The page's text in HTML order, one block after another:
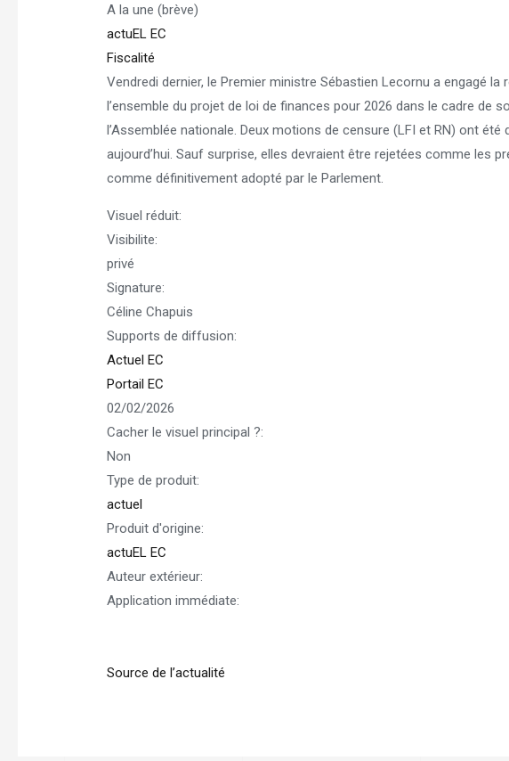
A la une (brève)
actuEL EC
Fiscalité
Vendredi dernier, le Premier ministre Sébastien Lecornu a engagé
l’ensemble du projet de loi de finances pour 2026 dans le cadre de
l’Assemblée nationale. Deux motions de censure (LFI et RN) ont
aujourd’hui. Sauf surprise, elles devraient être rejetées comme les
comme définitivement adopté par le Parlement.
Visuel réduit:
Visibilite:
privé
Signature:
Céline Chapuis
Supports de diffusion:
Actuel EC
Portail EC
02/02/2026
Cacher le visuel principal ?:
Non
Type de produit:
actuel
Produit d'origine:
actuEL EC
Auteur extérieur:
Application immédiate:
Source de l’actualité